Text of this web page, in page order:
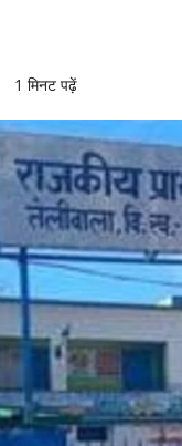
1 मिनट पढ़ें